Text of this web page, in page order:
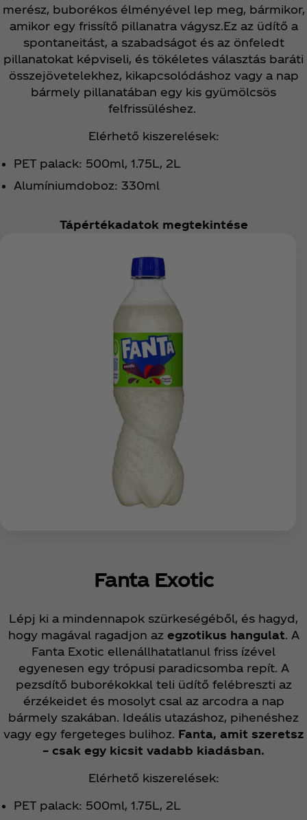
merész, buborékos élményével lep meg, bármikor,
amikor egy frissítő pillanatra vágysz.Ez az üdítő a
spontaneitást, a szabadságot és az önfeledt
pillanatokat képviseli, és tökéletes választás baráti
összejövetelekhez, kikapcsolódáshoz vagy a nap
bármely pillanatában egy kis gyümölcsös
felfrissüléshez.
Elérhető kiszerelések:
PET palack: 500ml, 1.75L, 2L
Alumíniumdoboz: 330ml
Tápértékadatok megtekintése
Fanta Exotic
Lépj ki a mindennapok szürkeségéből, és hagyd,
hogy magával ragadjon az egzotikus hangulat. A
Fanta Exotic ellenállhatatlanul friss ízével
egyenesen egy trópusi paradicsomba repít. A
pezsdítő buborékokkal teli üdítő felébreszti az
érzékeidet és mosolyt csal az arcodra a nap
bármely szakában. Ideális utazáshoz, pihenéshez
vagy egy fergeteges bulihoz. Fanta, amit szeretsz
– csak egy kicsit vadabb kiadásban.
Elérhető kiszerelések:
PET palack: 500ml, 1.75L, 2L